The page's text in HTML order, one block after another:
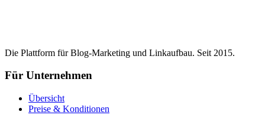
Die Plattform für Blog-Marketing und Linkaufbau. Seit 2015.
Für Unternehmen
Übersicht
Preise & Konditionen